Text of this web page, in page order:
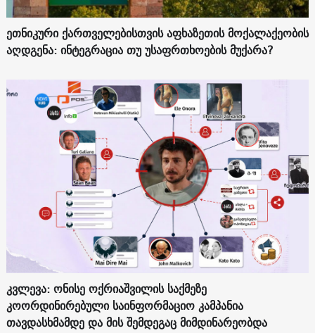
ეთნიკური ქართველებისთვის აფხაზეთის მოქალაქეობის
აღდგენა: ინტეგრაცია თუ უსაფრთხოების მუქარა?
კვლევა: ონისე ოქრიაშვილის საქმეზე
კოორდინირებული საინფორმაციო კამპანია
თავდასხმამდე და მის შემდეგაც მიმდინარეობდა